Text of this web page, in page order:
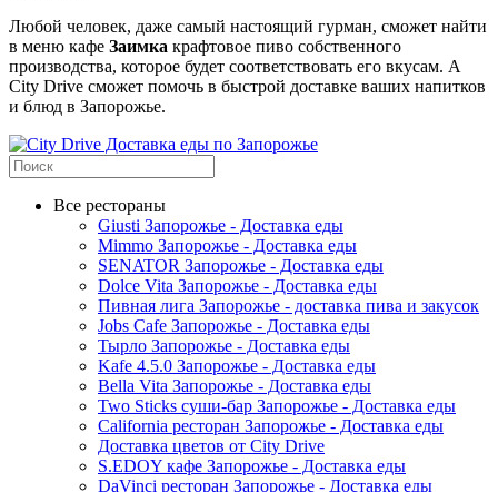
Любой человек, даже самый настоящий гурман, сможет найти
в меню кафе Заимка крафтовое пиво собственного
производства, которое будет соответствовать его вкусам. А
City Drive сможет помочь в быстрой доставке ваших напитков
и блюд в Запорожье.
Все рестораны
Giusti Запорожье - Доставка еды
Mimmo Запорожье - Доставка еды
SENATOR Запорожье - Доставка еды
Dolce Vita Запорожье - Доставка еды
Пивная лига Запорожье - доставка пива и закусок
Jobs Cafe Запорожье - Доставка еды
Тырло Запорожье - Доставка еды
Kafe 4.5.0 Запорожье - Доставка еды
Bella Vita Запорожье - Доставка еды
Two Sticks суши-бар Запорожье - Доставка еды
California ресторан Запорожье - Доставка еды
Доставка цветов от City Drive
S.EDOY кафе Запорожье - Доставка еды
DaVinci ресторан Запорожье - Доставка еды